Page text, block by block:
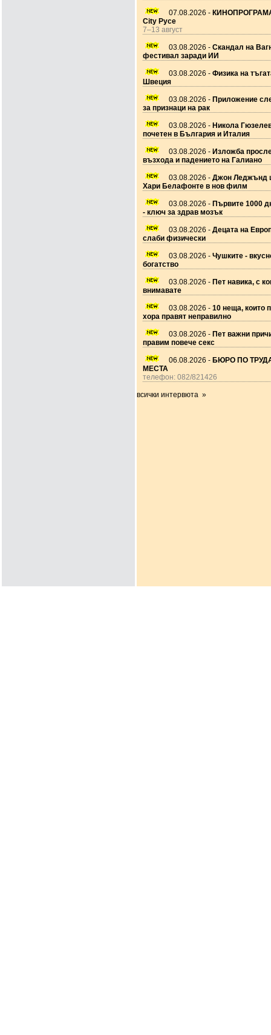
07.08.2026 -
City Русе
7–13 август
03.08.2026 - Скандал на
фестивал заради ИИ
03.08.2026 - Физика на
Швеция
03.08.2026 - Приложение
за признаци на рак
03.08.2026 - Никола
почетен в България и Италия
03.08.2026 - Изложба
възхода и падението на Галиано
03.08.2026 - Джон Леджънд
Хари Белафонте в нов филм
03.08.2026 - Първите 1000
- ключ за здрав мозък
03.08.2026 - Децата на
слаби физически
03.08.2026 - Чушките -
богатство
03.08.2026 - Пет навика, с
внимавате
03.08.2026 - 10 неща, които
хора правят неправилно
03.08.2026 - Пет важни
правим повече секс
06.08.2026 - БЮРО ПО
МЕСТА
телефон: 082/821426
всички интервюта »